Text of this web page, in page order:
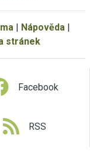
| Nápověda|
stránek
Facebook
RSS